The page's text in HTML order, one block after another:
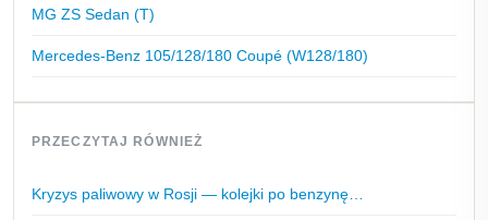
MG ZS Sedan (T)
Mercedes-Benz 105/128/180 Coupé (W128/180)
PRZECZYTAJ RÓWNIEŻ
Kryzys paliwowy w Rosji — kolejki po benzynę…